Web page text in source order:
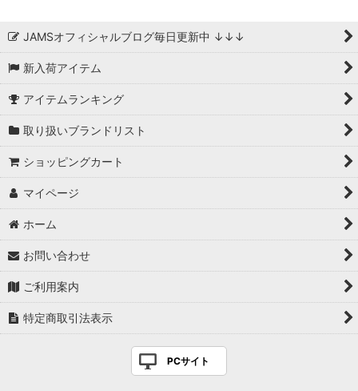
JAMSオフィシャルブログ毎日更新中 ↓↓↓
新入荷アイテム
アイテムランキング
取り扱いブランドリスト
ショッピングカート
マイページ
ホーム
お問い合わせ
ご利用案内
特定商取引法表示
PCサイト